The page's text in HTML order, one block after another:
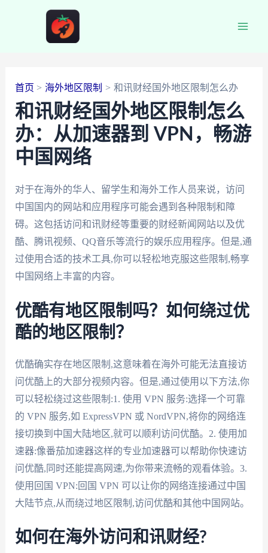
首页 海外地区限制 和讯财经国外地区限制怎么办
和讯财经国外地区限制怎么
办：从加速器到 VPN，畅游
中国网络
对于在海外的华人、留学生和海外工作人员来说，访问
中国国内的网站和应用程序可能会遇到各种限制和障
碍。这包括访问和讯财经等重要的财经新闻网站以及优
酷、腾讯视频、QQ音乐等流行的娱乐应用程序。但是,通
过使用合适的技术工具,你可以轻松地克服这些限制,畅享
中国网络上丰富的内容。
优酷有地区限制吗？如何绕过优
酷的地区限制？
优酷确实存在地区限制,这意味着在海外可能无法直接访
问优酷上的大部分视频内容。但是,通过使用以下方法,你
可以轻松绕过这些限制:1. 使用 VPN 服务:选择一个可靠
的 VPN 服务,如 ExpressVPN 或 NordVPN,将你的网络连
接切换到中国大陆地区,就可以顺利访问优酷。2. 使用加
速器:像番茄加速器这样的专业加速器可以帮助你快速访
问优酷,同时还能提高网速,为你带来流畅的观看体验。3.
使用回国 VPN:回国 VPN 可以让你的网络连接通过中国
大陆节点,从而绕过地区限制,访问优酷和其他中国网站。
如何在海外访问和讯财经?